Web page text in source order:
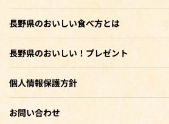
長野県のおいしい食べ方とは
長野県のおいしい！プレゼント
個人情報保護方針
お問い合わせ